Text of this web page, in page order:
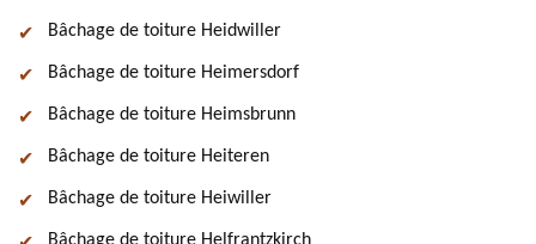
Bâchage de toiture Heidwiller
Bâchage de toiture Heimersdorf
Bâchage de toiture Heimsbrunn
Bâchage de toiture Heiteren
Bâchage de toiture Heiwiller